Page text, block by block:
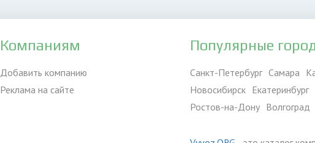
Компаниям
Добавить компанию
Реклама на сайте
Популярные
Санкт-Петербург Самара
Новосибирск Екатеринбург
Ростов-на-Дону Волгоград